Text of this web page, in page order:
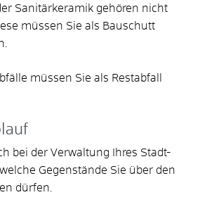
Sanitärkeramik gehören nicht
müssen Sie als Bauschutt
müssen Sie als Restabfall
bei der Verwaltung Ihres Stadt-
Gegenstände Sie über den
dürfen.